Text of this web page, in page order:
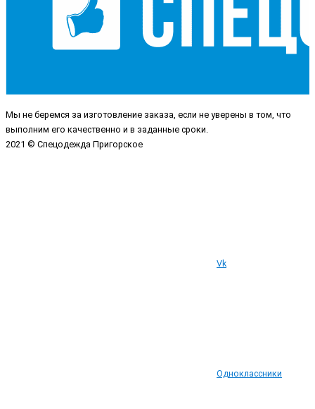
Мы не беремся за изготовление заказа, если не уверены в том, что
выполним его качественно и в заданные сроки.
2021 © Спецодежда Пригорское
Vk
Одноклассники